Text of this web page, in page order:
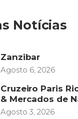
Notícias
Zanzibar
Agosto 6, 2026
Cruzeiro Paris
& Mercados de
Agosto 3, 2026